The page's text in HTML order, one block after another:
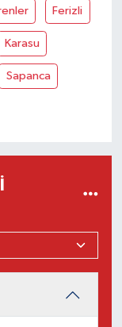
Ferizli
Karasu
Sapanca